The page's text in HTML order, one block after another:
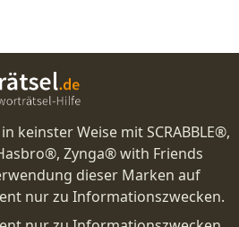
keinster Weise mit SCRABBLE®,
Zynga® with Friends
dieser Marken auf
nur zu Informationszwecken.